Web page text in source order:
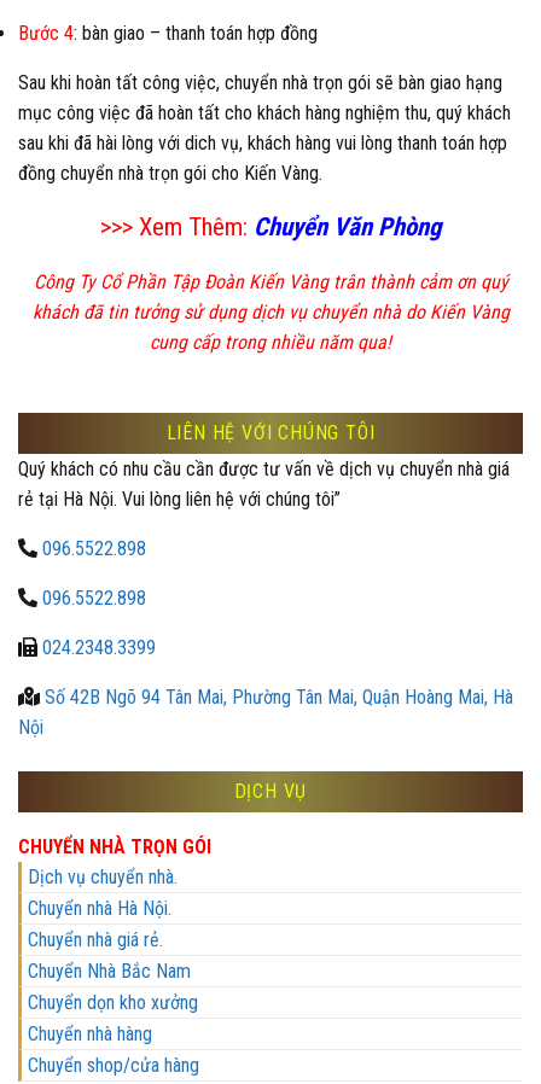
Bước 4: bàn giao – thanh toán hợp đồng
Sau khi hoàn tất công việc, chuyển nhà trọn gói sẽ bàn giao hạng
mục công việc đã hoàn tất cho khách hàng nghiệm thu, quý khách
sau khi đã hài lòng với dich vụ, khách hàng vui lòng thanh toán hợp
đồng chuyển nhà trọn gói cho Kiến Vàng.
>>> Xem Thêm: Chuyển Văn Phòng
Công Ty Cổ Phần Tập Đoàn Kiến Vàng trân thành cảm ơn quý
khách đã tin tưởng sử dụng dịch vụ chuyển nhà do Kiến Vàng
cung cấp trong nhiều năm qua!
LIÊN HỆ VỚI CHÚNG TÔI
Quý khách có nhu cầu cần được tư vấn về dịch vụ chuyển nhà giá
rẻ tại Hà Nội. Vui lòng liên hệ với chúng tôi”
096.5522.898
096.5522.898
024.2348.3399
Số 42B Ngõ 94 Tân Mai, Phường Tân Mai, Quận Hoàng Mai, Hà
Nội
DỊCH VỤ
CHUYỂN NHÀ TRỌN GÓI
Dịch vụ chuyển nhà.
Chuyển nhà Hà Nội.
Chuyển nhà giá rẻ.
Chuyển Nhà Bắc Nam
Chuyển dọn kho xưởng
Chuyển nhà hàng
Chuyển shop/cửa hàng